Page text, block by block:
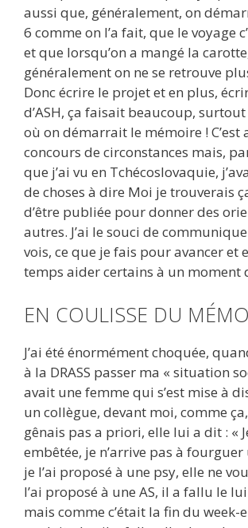
aussi que, généralement, on
6 comme on l’a fait, que le voyage
et que lorsqu’on a mangé la
généralement on ne se retrouve
Donc écrire le projet et en plus,
d’ASH, ça faisait beaucoup,
où on démarrait le mémoire ! C’est
concours de circonstances mais,
que j’ai vu en Tchécoslovaquie,
de choses à dire Moi je trouverais
d’être publiée pour donner des
autres. J’ai le souci de
vois, ce que je fais pour avancer et
temps aider certains à un moment
EN COULISSE DU
J’ai été énormément choquée,
à la DRASS passer ma « situation
avait une femme qui s’est mise à
un collègue, devant moi, comme
gênais pas a priori, elle lui a dit : «
embêtée, je n’arrive pas à
je l’ai proposé à une psy, elle ne
l’ai proposé à une AS, il a fallu le
mais comme c’était la fin du week-